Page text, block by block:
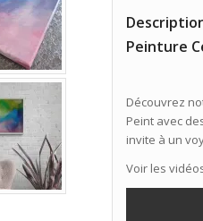
Peinture
Découvrez
Peint avec
invite à un
Voir les